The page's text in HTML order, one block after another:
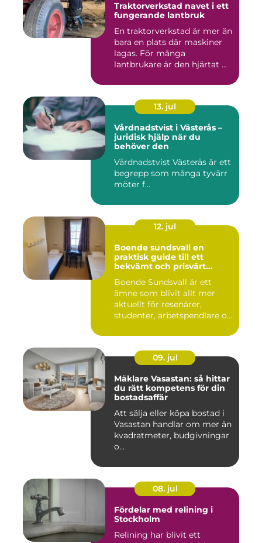
Traktorverkstad navet i ett
fungerande lantbruk
En traktorverkstad är mer än
bara en plats där maskiner
lagas. För många
lantbrukare är den hjärtat ...
13. jul
Vårdnadstvist i Västerås –
juridisk hjälp när du
behöver den
Vårdnadstvist Västerås är ett
begrepp som många tyvärr
möter f...
12. jul
Boende sundsvall en
praktisk guide till ett
bekvämt och prisvärt
Boende Sundsvall är ett
ämne som blivit allt mer
aktuellt för resenärer,
studenter, arbetspendlare o...
09. jul
Mäklare Vasastan: så hittar
du rätt kompetens för din
bostadsaffär
Att sälja eller köpa bostad i
Vasastan handlar om mer än
kvadratmeter, budgivningar
o...
08. jul
Fördelar med relining i
Stockholm
Relining har blivit ett